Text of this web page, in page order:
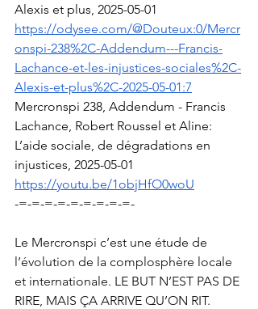
Alexis et plus, 2025-05-01
https://odysee.com/@Douteux:0/Mercr
onspi-238%2C-Addendum---Francis-
Lachance-et-les-injustices-sociales%2C-
Alexis-et-plus%2C-2025-05-01:7
Mercronspi 238, Addendum - Francis
Lachance, Robert Roussel et Aline:
L’aide sociale, de dégradations en
injustices, 2025-05-01
https://youtu.be/1objHfO0woU
-=-=-=-=-=-=-=-=-=-
Le Mercronspi c’est une étude de
l’évolution de la complosphère locale
et internationale. LE BUT N’EST PAS DE
RIRE, MAIS ÇA ARRIVE QU’ON RIT.